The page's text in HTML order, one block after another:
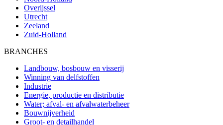
Overijssel
Utrecht
Zeeland
Zuid-Holland
BRANCHES
Landbouw, bosbouw en visserij
Winning van delfstoffen
Industrie
Energie, productie en distributie
Water; afval- en afvalwaterbeheer
Bouwnijverheid
Groot- en detailhandel